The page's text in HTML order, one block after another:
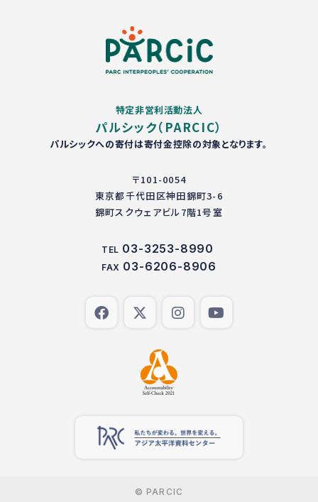
特定非営利活動法人
パルシック（PARCIC）
パルシックへの寄付は寄付金控除の対象となります。
〒101-0054
東京都千代田区神田錦町3-6
錦町スクウェアビル7階1号室
TEL 03-3253-8990
FAX 03-6206-8906
© PARCIC